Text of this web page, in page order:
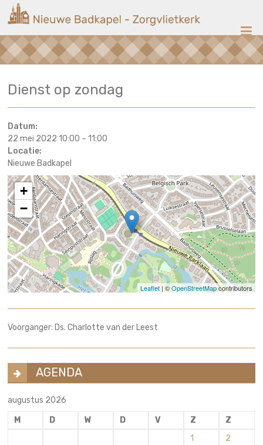
naar
inhoud
Nieuwe
Badkapel
op
Dienst op zondag
Datum:
22 mei 2022 10:00 –11:00
Locatie:
Nieuwe Badkapel
+
−
Leaflet| ©OpenStreetMapcontributors
Voorganger: Ds. Charlotte van der Leest
AGENDA
augustus 2026
M
D W D V Z
Z
1
2